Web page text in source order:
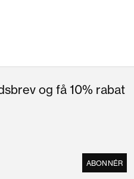
og få 10% rabat
ABONNÉR